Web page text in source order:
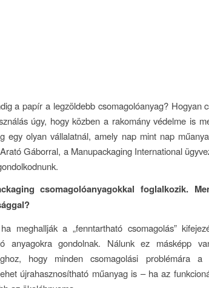
a papír a legzöldebb csomagolóanyag? Hogyan
úgy, hogy közben a rakomány védelme is
egy olyan vállalatnál, amely nap mint nap
Gáborral, a Manupackaging International
csomagolóanyagokkal foglalkozik.
meghallják a „fenntartható csomagolás”
anyagokra gondolnak. Nálunk ez másképp
hogy minden csomagolási problémára a
újrahasznosítható műanyag is – ha az